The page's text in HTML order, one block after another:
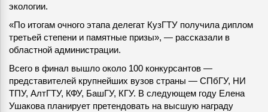
экологии.
«По итогам очного этапа делегат КузГТУ получила диплом
третьей степени и памятные призы», — рассказали в
областной администрации.
Всего в финал вышло около 100 конкурсантов —
представителей крупнейших вузов страны — СПбГУ, НИ
ТПУ, АлтГТУ, КФУ, БашГУ, КГУ. В следующем году Елена
Ушакова планирует претендовать на высшую награду